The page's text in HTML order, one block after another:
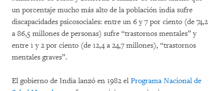
un porcentaje mucho más alto de la población india sufre
discapacidades psicosociales: entre un 6 y 7 por ciento (de 74,2
a 86,5 millones de personas) sufre “trastornos mentales” y
entre 1 y 2 por ciento (de 12,4 a 24,7 millones), “trastornos
mentales graves”.
El gobierno de India lanzó en 1982 el Programa Nacional de